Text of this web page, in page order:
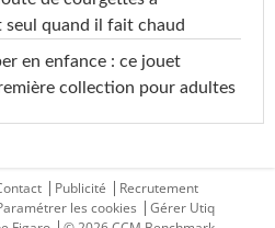
seul quand il fait chaud
en enfance : ce jouet
collection pour adultes
Publicité
Recrutement
les cookies
Gérer Utiq